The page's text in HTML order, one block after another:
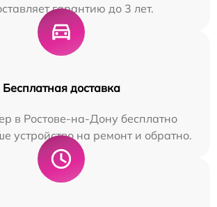
гарантию до 3 лет.
Бесплатная доставка
в Ростове-на-Дону бесплатно
устройство на ремонт и обратно.